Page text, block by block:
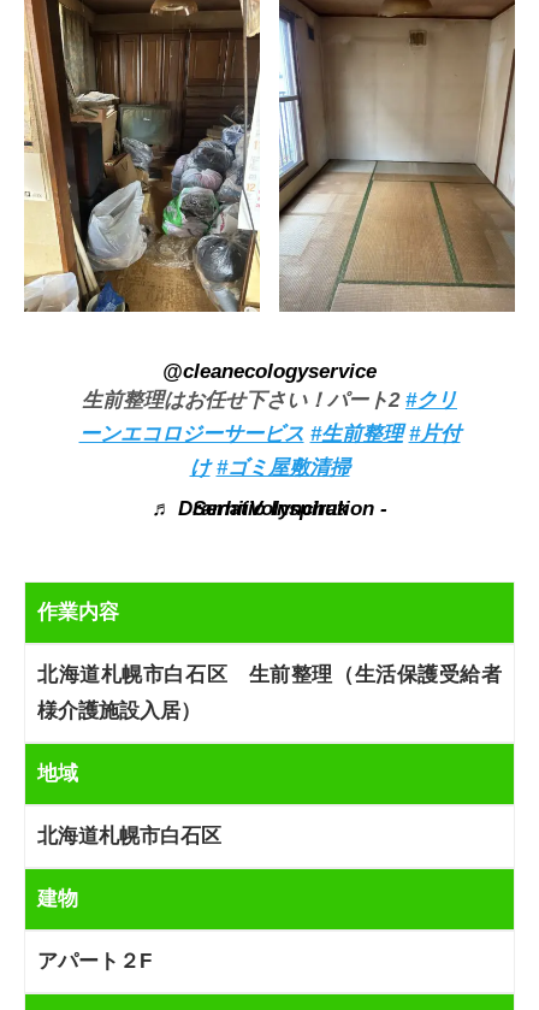
@cleanecologyservice
生前整理はお任せ下さい！パート2 #クリ
ーンエコロジーサービス #生前整理 #片付
け #ゴミ屋敷清掃
♬ Dramatic Inspiration - SerhiiVolynchuk
作業内容
北海道札幌市白石区 生前整理（生活保護受給者
様介護施設入居）
地域
北海道札幌市白石区
建物
アパート２F